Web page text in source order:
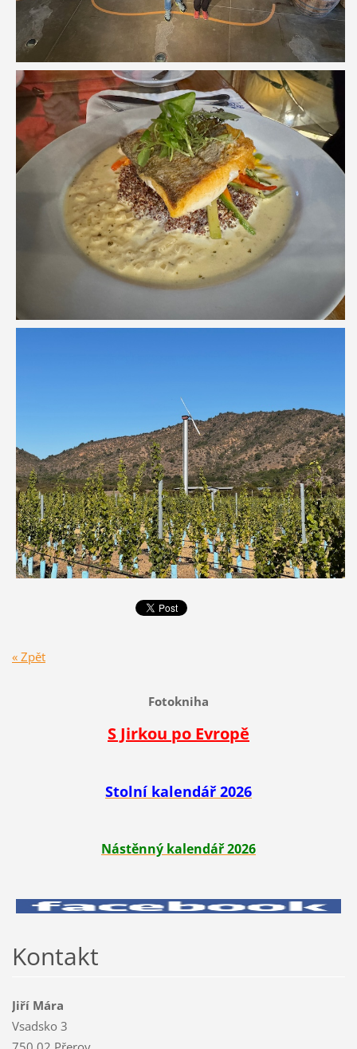
« Zpět
Fotokniha
S Jirkou po Evropě
Stolní kalendář 2026
Nástěnný kalendář 2026
Kontakt
Jiří Mára
Vsadsko 3